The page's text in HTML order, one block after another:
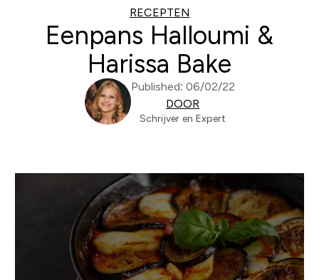
RECEPTEN
Eenpans Halloumi &
Harissa Bake
Published: 06/02/22
DOOR
Schrijver en Expert